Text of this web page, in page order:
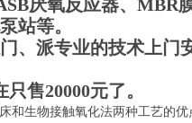
厌氧反应器、MBR
站等。
、派专业的技术上门
售20000元了。
和生物接触氧化法两种工艺的